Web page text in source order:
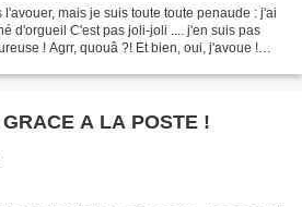
mais je suis toute toute penaude : j'ai
d'orgueil C'est pas joli-joli .... j'en suis pas
! Agrr, quouâ ?! Et bien, oui, j'avoue !
A LA POSTE !